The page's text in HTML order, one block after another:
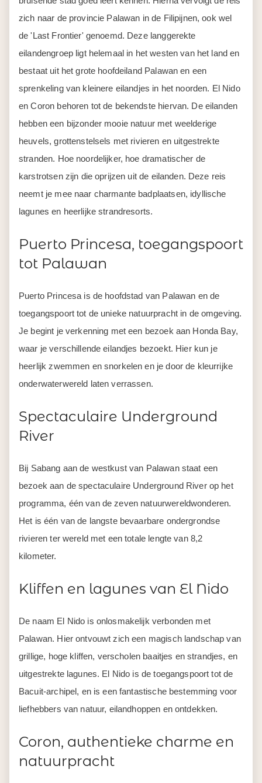
zich naar de provincie Palawan in de Filipijnen, ook wel
de 'Last Frontier' genoemd. Deze langgerekte
eilandengroep ligt helemaal in het westen van het land en
bestaat uit het grote hoofdeiland Palawan en een
sprenkeling van kleinere eilandjes in het noorden. El Nido
en Coron behoren tot de bekendste hiervan. De eilanden
hebben een bijzonder mooie natuur met weelderige
heuvels, grottenstelsels met rivieren en uitgestrekte
stranden. Hoe noordelijker, hoe dramatischer de
karstrotsen zijn die oprijzen uit de eilanden. Deze reis
neemt je mee naar charmante badplaatsen, idyllische
lagunes en heerlijke strandresorts.
Puerto Princesa, toegangspoort
tot Palawan
Puerto Princesa is de hoofdstad van Palawan en de
toegangspoort tot de unieke natuurpracht in de omgeving.
Je begint je verkenning met een bezoek aan Honda Bay,
waar je verschillende eilandjes bezoekt. Hier kun je
heerlijk zwemmen en snorkelen en je door de kleurrijke
onderwaterwereld laten verrassen.
Spectaculaire Underground
River
Bij Sabang aan de westkust van Palawan staat een
bezoek aan de spectaculaire Underground River op het
programma, één van de zeven natuurwereldwonderen.
Het is één van de langste bevaarbare ondergrondse
rivieren ter wereld met een totale lengte van 8,2
kilometer.
Kliffen en lagunes van El Nido
De naam El Nido is onlosmakelijk verbonden met
Palawan. Hier ontvouwt zich een magisch landschap van
grillige, hoge kliffen, verscholen baaitjes en strandjes, en
uitgestrekte lagunes. El Nido is de toegangspoort tot de
Bacuit-archipel, en is een fantastische bestemming voor
liefhebbers van natuur, eilandhoppen en ontdekken.
Coron, authentieke charme en
natuurpracht